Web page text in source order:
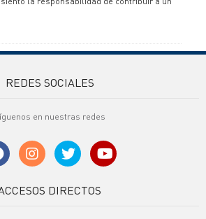
REDES SOCIALES
en nuestras redes
DIRECTOS